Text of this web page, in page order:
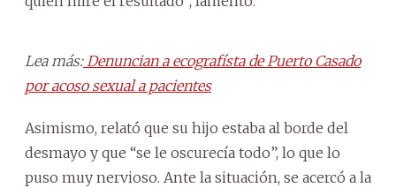
Lea más:Denuncian a ecografísta de Puerto Casado
por acoso sexual a pacientes
Asimismo, relató que su hijo estaba al borde del
desmayo y que “se le oscurecía todo”, lo que lo
puso muy nervioso. Ante la situación, se acercó a la